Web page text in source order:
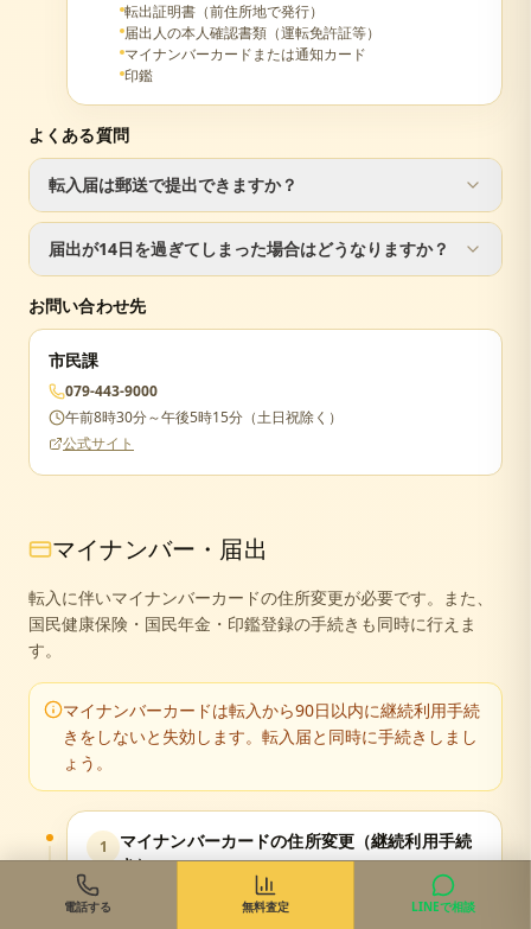
転出証明書（前住所地で発行）
届出人の本人確認書類（運転免許証等）
マイナンバーカードまたは通知カード
印鑑
よくある質問
転入届は郵送で提出できますか？
転入届は窓口での手続きが必要です。ただし、転出届は郵
送で手続き可能です。
届出が14日を過ぎてしまった場合はどうなりますか？
ない場合は5万円以下の過料が科されることがあります。
お問い合わせ先
市民課
079-443-9000
午前8時30分～午後5時15分（土日祝除く）
公式サイト
マイナンバー・届出
転入に伴いマイナンバーカードの住所変更が必要です。また、
国民健康保険・国民年金・印鑑登録の手続きも同時に行えま
す。
マイナンバーカードは転入から90日以内に継続利用手続
きをしないと失効します。転入届と同時に手続きしまし
ょう。
1
マイナンバーカードの住所変更（継続利用手続
き）
電話する 無料査定 LINEで相談